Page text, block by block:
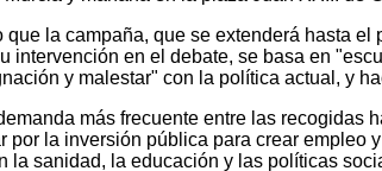
que la campaña, que se extenderá hasta el
intervención en el debate, se basa en
y malestar" con la política actual, y
más frecuente entre las recogidas
por la inversión pública para crear empleo
la sanidad, la educación y las políticas